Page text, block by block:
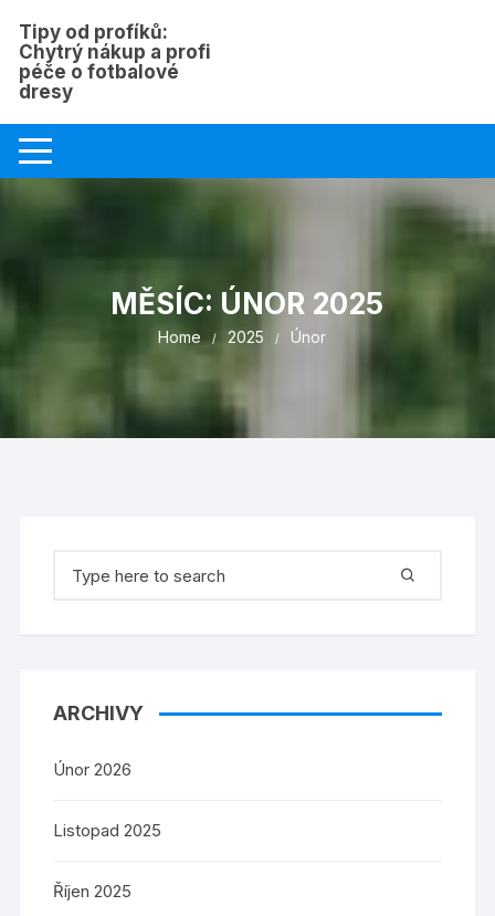
content
Tipy od profíků:
Chytrý nákup a profi
péče o fotbalové
dresy
MĚSÍC: ÚNOR 2025
Home 2025 Únor
for:
ARCHIVY
Únor 2026
Listopad 2025
Říjen 2025